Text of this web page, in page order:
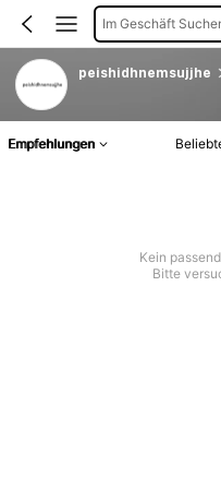
Im Geschäft
peishidhnemsujjhe
Empfehlungen
Kein
Bitte